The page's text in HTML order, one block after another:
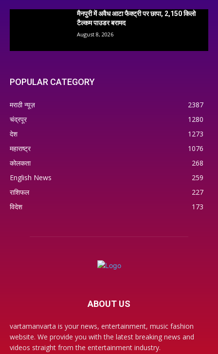
मैनपुरी में अवैध आटा फैक्ट्री पर छापा, 2,150 किलो
टैल्कम पाउडर बरामद
August 8, 2026
POPULAR CATEGORY
मराठी न्यूज़
2387
चंद्रपूर
1280
देश
1273
महाराष्ट्र
1076
कोलकता
268
English News
259
राशिफल
227
विदेश
173
ABOUT US
vartamanvarta is your news, entertainment, music fashion
website. We provide you with the latest breaking news and
videos straight from the entertainment industry.